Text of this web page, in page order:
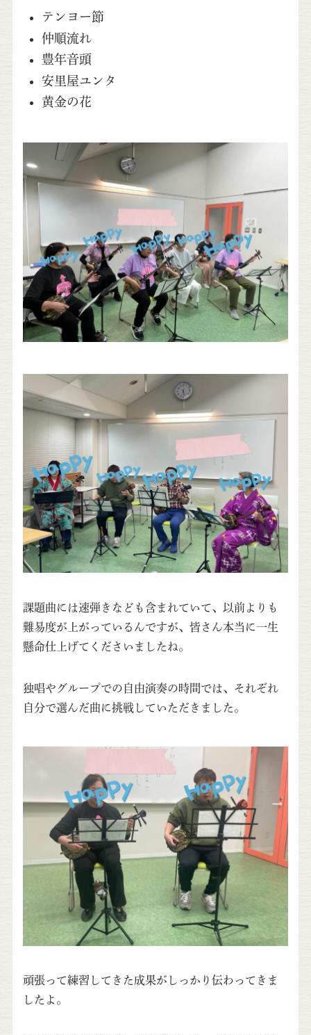
テンヨー節
仲順流れ
豊年音頭
安里屋ユンタ
黄金の花
課題曲には速弾きなども含まれていて、以前よりも
難易度が上がっているんですが、皆さん本当に一生
懸命仕上げてくださいましたね。
独唱やグループでの自由演奏の時間では、それぞれ
自分で選んだ曲に挑戦していただきました。
頑張って練習してきた成果がしっかり伝わってきま
したよ。